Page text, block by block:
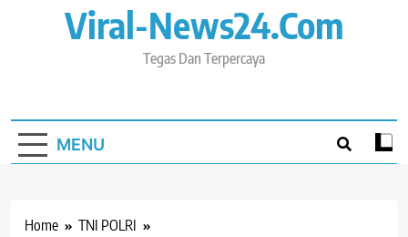
Viral-News24.com
Tegas Dan Terpercaya
MENU
Home
TNI POLRI